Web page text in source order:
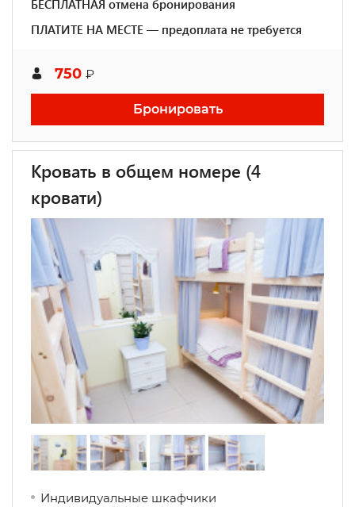
БЕСПЛАТНАЯ отмена бронирования
ПЛАТИТЕ НА МЕСТЕ — предоплата не требуется
750 ₽
Бронировать
Кровать в общем номере (4
кровати)
Индивидуальные шкафчики